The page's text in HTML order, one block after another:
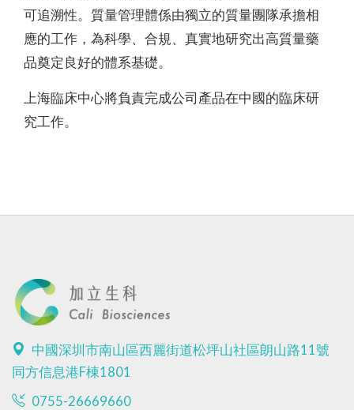
可追溯性。質量管理體係由獨立的質量團隊承擔相
應的工作，為科學、合規、真實地研究出高質量藥
品奠定良好的體系基礎。
上海臨床中心將負責完成公司產品在中國的臨床研
究工作。
中國深圳市南山區西麗街道松坪山社區朗山路11號
同方信息港F棟1801
0755-26669660